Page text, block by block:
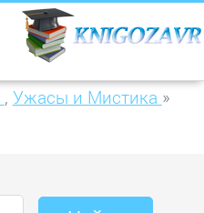
, Ужасы и Мистика »